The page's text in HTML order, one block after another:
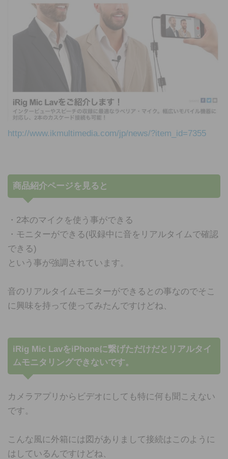
http://www.ikmultimedia.com/jp/news/?item_id=7355
商品紹介ページを見ると
・2本のマイクを使う事ができる
・モニターができる(収録中に音をリアルタイムで確認
できる)
という事が強調されています。
音のリアルタイムモニターができるとの事なのでそこ
に興味を持って使ってみたんですけどね、
iRig Mic LavをiPhoneに繋げただけだとリアルタイ
ムモニタリングできないです。
カメラアプリからビデオにしても特に何も聞こえない
です。
こんな風に外箱には図がありまして接続はこのように
はしているんですけどね、